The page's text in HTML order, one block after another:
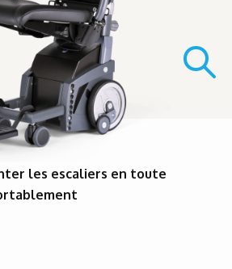
les escaliers en toute